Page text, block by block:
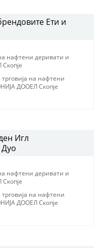
Ети и
нафтени деривати и
трговиjа на нафтени
ДООЕЛ Скопjе
Игл
Дуо
нафтени деривати и
трговиjа на нафтени
ДООЕЛ Скопjе